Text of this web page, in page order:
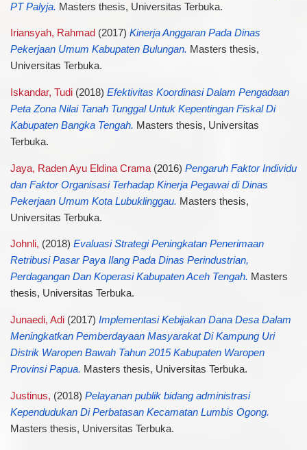
PT Palyja. Masters thesis, Universitas Terbuka.
Iriansyah, Rahmad (2017) Kinerja Anggaran Pada Dinas
Pekerjaan Umum Kabupaten Bulungan. Masters thesis,
Universitas Terbuka.
Iskandar, Tudi(2018) Efektivitas Koordinasi Dalam Pengadaan
Peta Zona Nilai Tanah Tunggal Untuk Kepentingan Fiskal Di
Kabupaten Bangka Tengah. Masters thesis, Universitas
Terbuka.
Jaya, Raden Ayu Eldina Crama(2016) Pengaruh Faktor Individu
dan Faktor Organisasi Terhadap Kinerja Pegawai di Dinas
Pekerjaan Umum Kota Lubuklinggau. Masters thesis,
Universitas Terbuka.
Johnli, (2018) Evaluasi Strategi Peningkatan Penerimaan
Retribusi Pasar Paya Ilang Pada Dinas Perindustrian,
Perdagangan Dan Koperasi Kabupaten Aceh Tengah. Masters
thesis, Universitas Terbuka.
Junaedi, Adi(2017) Implementasi Kebijakan Dana Desa Dalam
Meningkatkan Pemberdayaan Masyarakat Di Kampung Uri
Distrik Waropen Bawah Tahun 2015 Kabupaten Waropen
Provinsi Papua. Masters thesis, Universitas Terbuka.
Justinus, (2018) Pelayanan publik bidang administrasi
Kependudukan Di Perbatasan Kecamatan Lumbis Ogong.
Masters thesis, Universitas Terbuka.